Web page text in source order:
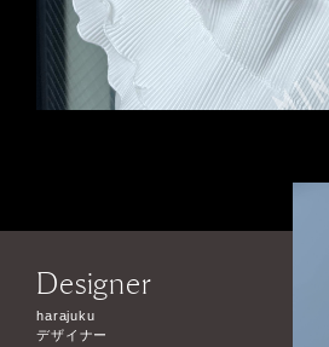
Designer
harajuku
デザイナー